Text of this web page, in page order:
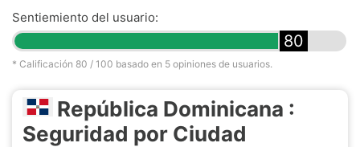
Sentiemiento del usuario:
80
* Calificación 80 / 100 basado en 5 opiniones de usuarios.
República Dominicana :
Seguridad por Ciudad